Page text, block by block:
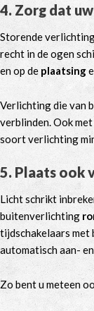
4. Zorg dat
Storende
recht in de ogen
en op de plaatsing
Verlichting die van
verblinden. Ook
soort verlichting
5. Plaats ook
Licht schrikt
buitenverlichting
tijdschakelaars
automatisch aan-
Zo bent u meteen